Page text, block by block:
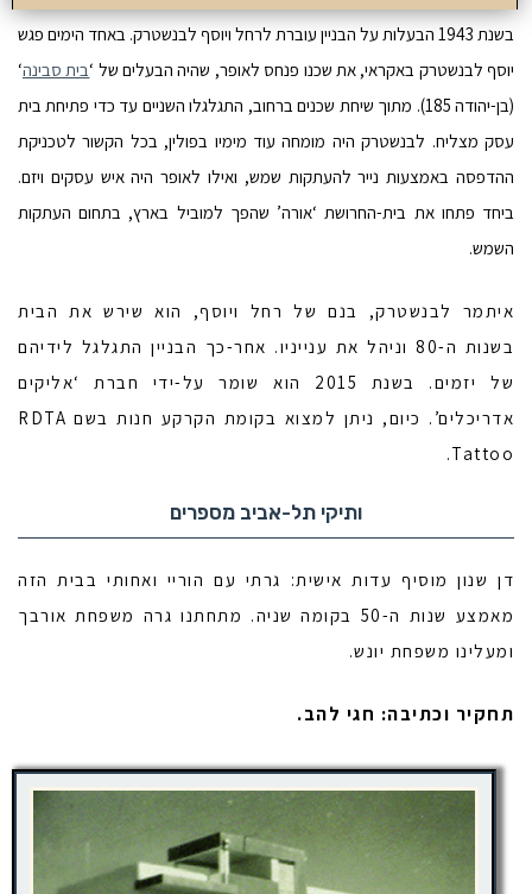
בשנת 1943 הבעלות על הבניין עוברת לרחל ויוסף לבנשטרק. באחד הימים פגש
יוסף לבנשטרק באקראי, את שכנו פנחס לאופר, שהיה הבעלים של ‘בית סבינה‘
(בן-יהודה 185). מתוך שיחת שכנים ברחוב, התגלגלו השניים עד כדי פתיחת בית
עסק מצליח. לבנשטרק היה מומחה עוד מימיו בפולין, בכל הקשור לטכניקת
ההדפסה באמצעות נייר להעתקות שמש, ואילו לאופר היה איש עסקים ויזם.
ביחד פתחו את בית-החרושת ‘אורה’ שהפך למוביל בארץ, בתחום העתקות
השמש.
איתמר לבנשטרק, בנם של רחל ויוסף, הוא שירש את הבית
בשנות ה-80 וניהל את ענייניו. אחר-כך הבניין התגלגל לידיהם
של יזמים. בשנת 2015 הוא שומר על-ידי חברת ‘אליקים
אדריכלים’. כיום, ניתן למצוא בקומת הקרקע חנות בשם RDTA
Tattoo.
ותיקי תל-אביב מספרים
דן שנון מוסיף עדות אישית: גרתי עם הוריי ואחותי בבית הזה
מאמצע שנות ה-50 בקומה שניה. מתחתנו גרה משפחת אורבך
ומעלינו משפחת יונש.
תחקיר וכתיבה: חגי להב.